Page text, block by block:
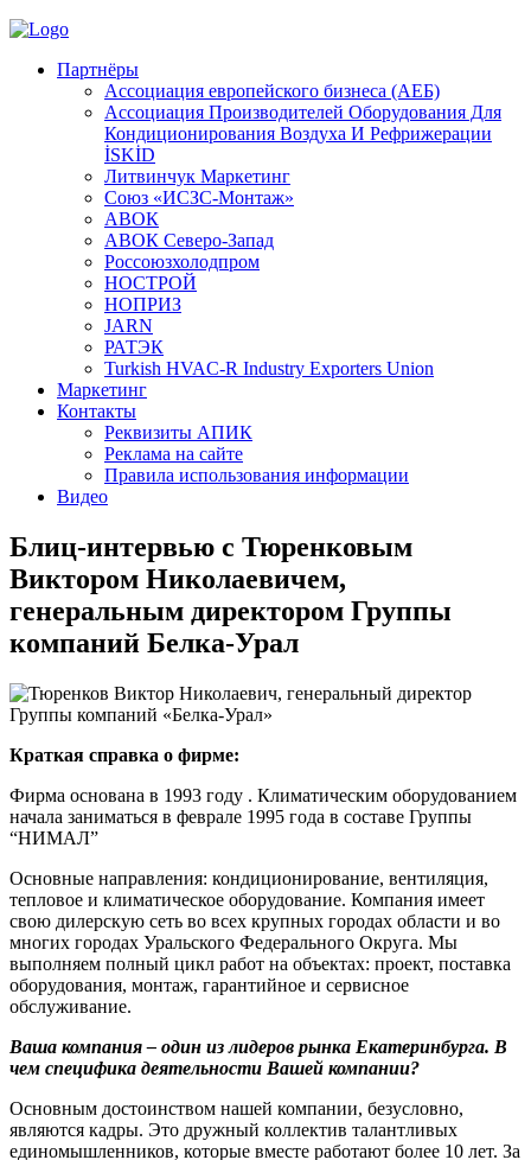
Партнёры
Ассоциация европейского бизнеса (АЕБ)
Aссоциация Производителей Оборудования Для
Кондиционирования Воздуха И Рефрижерации
İSKİD
Литвинчук Маркетинг
Союз «ИСЗС-Монтаж»
АВОК
АВОК Северо-Запад
Россоюзхолодпром
НОСТРОЙ
НОПРИЗ
JARN
РАТЭК
Turkish HVAC-R Industry Exporters Union
Маркетинг
Контакты
Реквизиты АПИК
Реклама на сайте
Правила использования информации
Видео
Блиц-интервью с Тюренковым
Виктором Николаевичем,
генеральным директором Группы
компаний Белка-Урал
Краткая справка о фирме:
Фирма основана в 1993 году . Климатическим оборудованием
начала заниматься в феврале 1995 года в составе Группы
“НИМАЛ”
Основные направления: кондиционирование, вентиляция,
тепловое и климатическое оборудование. Компания имеет
свою дилерскую сеть во всех крупных городах области и во
многих городах Уральского Федерального Округа. Мы
выполняем полный цикл работ на объектах: проект, поставка
оборудования, монтаж, гарантийное и сервисное
обслуживание.
Ваша компания – один из лидеров рынка Екатеринбурга. В
чем специфика деятельности Вашей компании?
Основным достоинством нашей компании, безусловно,
являются кадры. Это дружный коллектив талантливых
единомышленников, которые вместе работают более 10 лет. За